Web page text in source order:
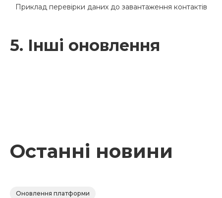
Приклад перевірки даних до завантаження контактів
5. Інші оновлення
Останні новини
Оновлення платформи